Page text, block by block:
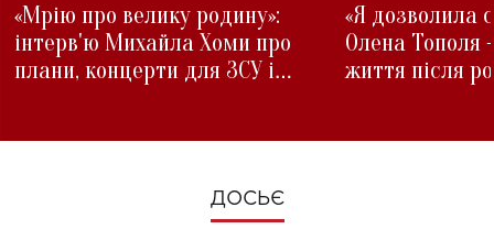
«Мрію про велику родину»:
інтерв'ю Михайла Хоми про
плани, концерти для ЗСУ і
«Я дозволила
Олена Тополя
життя після
ДОСЬЄ